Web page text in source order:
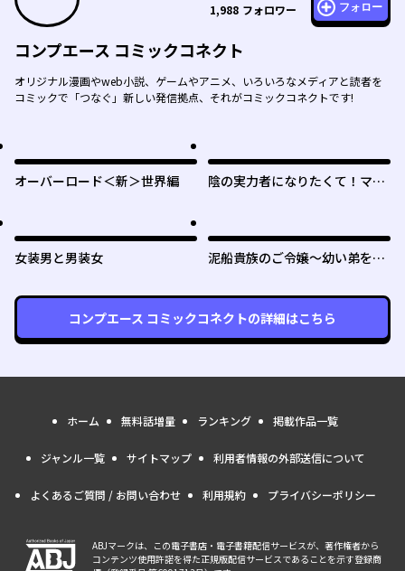
1,988 フォロワー フォロー
コンプエース コミックコネクト
オリジナル漫画やweb小説、ゲームやアニメ、いろいろなメディアと読者を
コミックで「つなぐ」新しい発信拠点、それがコミックコネクトです!
オーバーロード＜新＞世界編
陰の実力者になりたくて！マス
女装男と男装女
泥船貴族のご令嬢～幼い弟を息
き残る！～
コンプエース コミックコネクトの詳細はこちら
ホーム 無料話増量 ランキング 掲載作品一覧
ジャンル一覧 サイトマップ 利用者情報の外部送信について
よくあるご質問 / お問い合わせ 利用規約 プライバシーポリシー
ABJマークは、この電子書店・電子書籍配信サービスが、著作権者から
コンテンツ使用許諾を得た正規版配信サービスであることを示す登録商